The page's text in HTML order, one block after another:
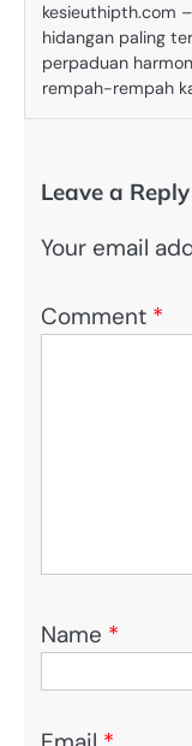
kesieuthipth.com
hidangan paling
perpaduan
rempah-rempah
Leave a Reply
Your email
Comment *
Name *